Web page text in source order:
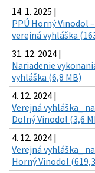
14. 1. 2025 |
PPÚ Horný Vinodol
verejná vyhláška
31. 12. 2024 |
Nariadenie
vyhláška (6,8 MB)
4. 12. 2024 |
Verejná vyhláška_
Dolný Vinodol (3,6
4. 12. 2024 |
Verejná vyhláška_
Horný Vinodol